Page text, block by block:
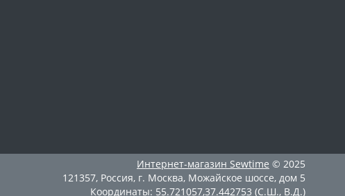
Интернет-магазин Sewtime © 2025
121357, Россия, г. Москва, Можайское шоссе, дом 5
Координаты: 55.721057,37.442753 (С.Ш., В.Д.)